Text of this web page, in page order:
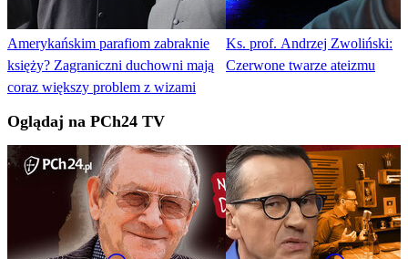
Amerykańskim parafiom zabraknie
księży? Zagraniczni duchowni mają
coraz większy problem z wizami
Ks. prof. Andrzej Zwoliński:
Czerwone twarze ateizmu
Oglądaj na PCh24 TV